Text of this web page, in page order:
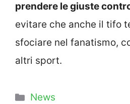
prendere le giuste
evitare che anche il tifo
sfociare nel fanatismo,
altri sport.
Categorie
News